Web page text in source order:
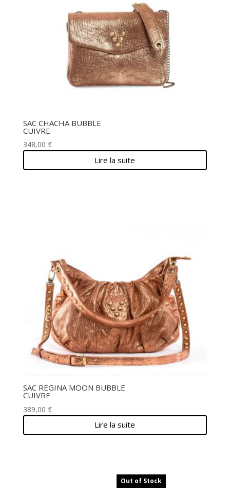
SAC CHACHA BUBBLE
CUIVRE
348,00 €
Lire la suite
SAC REGINA MOON BUBBLE
CUIVRE
389,00 €
Lire la suite
Out of Stock